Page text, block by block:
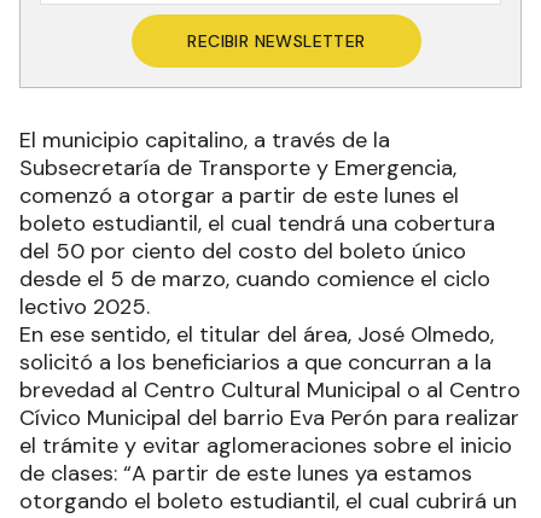
RECIBIR NEWSLETTER
El municipio capitalino, a través de la
Subsecretaría de Transporte y Emergencia,
comenzó a otorgar a partir de este lunes el
boleto estudiantil, el cual tendrá una cobertura
del 50 por ciento del costo del boleto único
desde el 5 de marzo, cuando comience el ciclo
lectivo 2025.
En ese sentido, el titular del área, José Olmedo,
solicitó a los beneficiarios a que concurran a la
brevedad al Centro Cultural Municipal o al Centro
Cívico Municipal del barrio Eva Perón para realizar
el trámite y evitar aglomeraciones sobre el inicio
de clases: “A partir de este lunes ya estamos
otorgando el boleto estudiantil, el cual cubrirá un